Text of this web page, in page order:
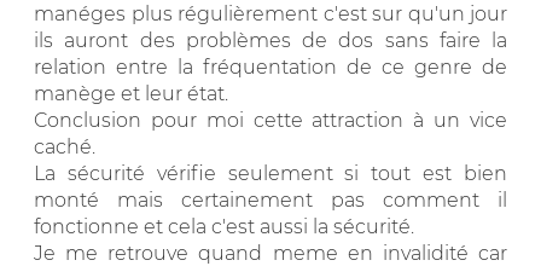
manéges plus régulièrement c'est sur qu'un jour
ils auront des problèmes de dos sans faire la
relation entre la fréquentation de ce genre de
manège et leur état.
Conclusion pour moi cette attraction à un vice
caché.
La sécurité vérifie seulement si tout est bien
monté mais certainement pas comment il
fonctionne et cela c'est aussi la sécurité.
Je me retrouve quand meme en invalidité car